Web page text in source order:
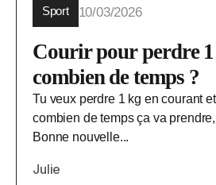
Sport 10/03/2026
Courir pour perdre
combien de temps ?
Tu veux perdre 1 kg en courant
combien de temps ça va
Bonne nouvelle...
Julie